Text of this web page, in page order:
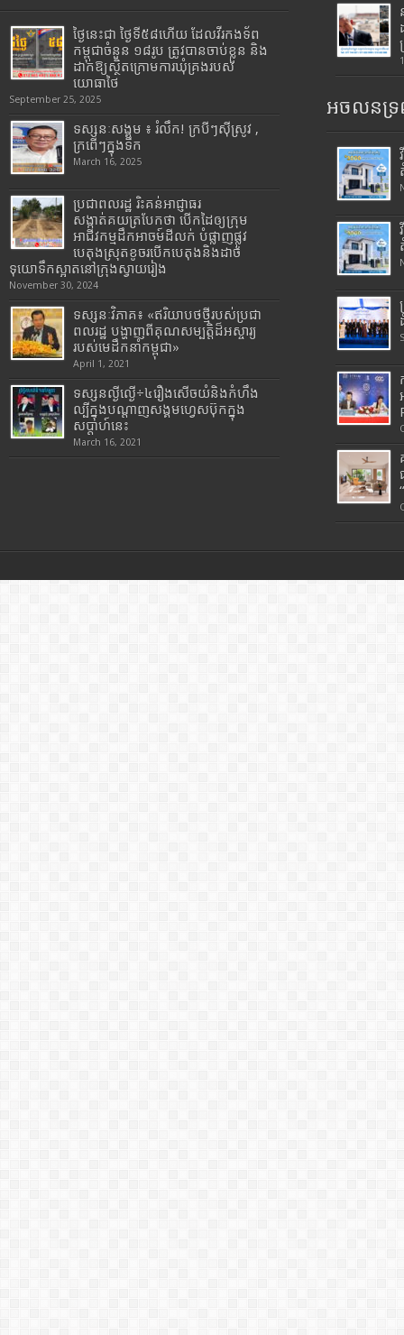
ថ្ងៃនេះជា ថ្ងៃទី៥៨ហើយ ដែលវីរកងទ័ព
កម្ពុជាចំនួន ១៨រូប ត្រូវបានចាប់ខ្លួន និង
ដាក់ឱ្យស្ថិតក្រោមការឃុំគ្រងរបស់
យោធាថៃ
September 25, 2025
ទស្សនៈសង្គម ៖ រំលឹក! ក្របីៗស៊ីស្រូវ ,
ក្រពើៗក្នុងទឹក
March 16, 2025
ប្រជាពលរដ្ឋ រិះគន់អាជ្ញាធរ
សង្កាត់គយត្របែកថា បើកដៃឲ្យក្រុម
អាជីវកម្មដឹកអាចម៍ដីលក់ បំផ្លាញផ្លូវ
បេតុងស្រុតខូចរបើកបេតុងនិងដាច់
ទុយោទឹកស្អាតនៅក្រុងស្វាយរៀង
November 30, 2024
ទស្សនៈវិភាគ៖ «ឥរិយាបថថ្មីរបស់ប្រជា
ពលរដ្ឋ បង្ហាញពីគុណសម្បត្តិដ៏អស្ចារ្យ
របស់មេដឹកនាំកម្ពុជា»
April 1, 2021
ទស្សនល្ងីល្ងើ÷៤រឿងសើចយំនិងកំហឹង
ល្បីក្នុងបណ្តាញសង្គមហ្វេសប៊ុកក្នុង
សប្តាហ៍នេះ
March 16, 2021
អចលនទ្រ